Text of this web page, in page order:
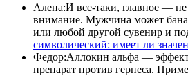
Алена:И все-таки, главное — не
внимание. Мужчина может
или любой другой сувенир и
символический: имеет ли
Федор:Аллокин альфа —
препарат против герпеса.